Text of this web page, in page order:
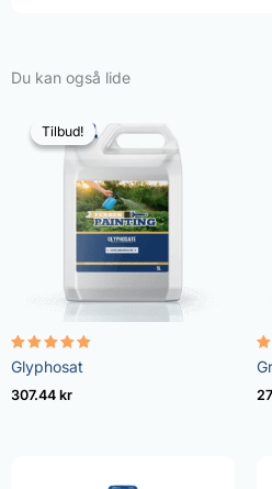
Du kan også lide
Tilbud!
Tilbud!
Vurderet
4.96
ud af 5
Glyphosat
307.44 kr